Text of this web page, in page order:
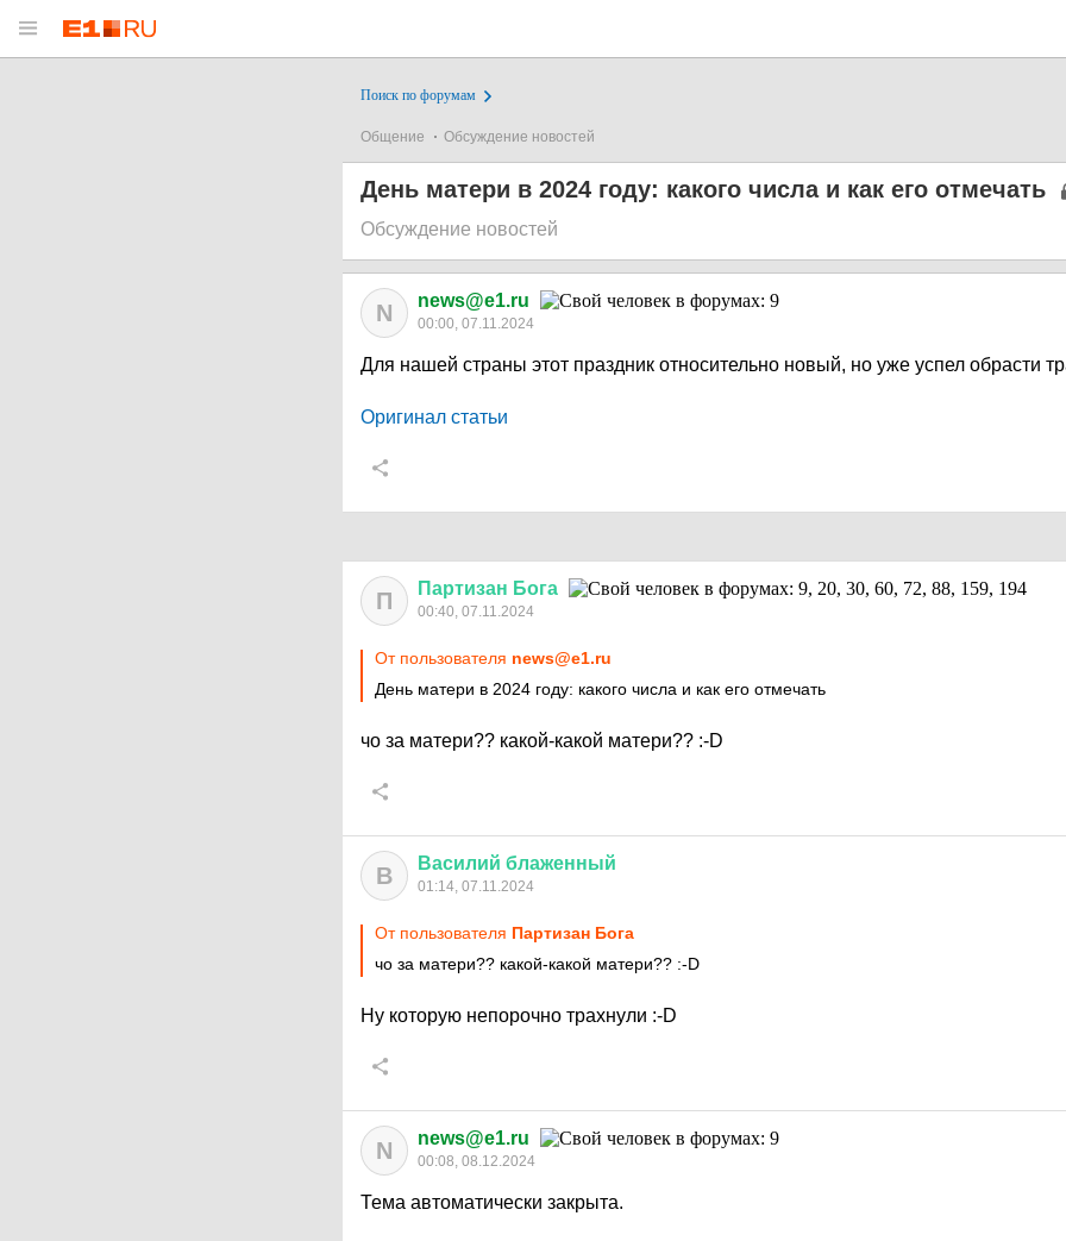
Поиск по форумам
Общение Обсуждение новостей
День матери в 2024 году: какого числа и как его отмечать
Обсуждение новостей
N news@e1.ru
00:00, 07.11.2024
Для нашей страны этот праздник относительно новый, но уже успел обрасти
Оригинал статьи
П Партизан Бога
00:40, 07.11.2024
От пользователя news@e1.ru
День матери в 2024 году: какого числа и как его отмечать
чо за матери?? какой-какой матери?? :-D
В Василий блаженный
01:14, 07.11.2024
От пользователя Партизан Бога
чо за матери?? какой-какой матери?? :-D
Ну которую непорочно трахнули :-D
N news@e1.ru
00:08, 08.12.2024
Тема автоматически закрыта.